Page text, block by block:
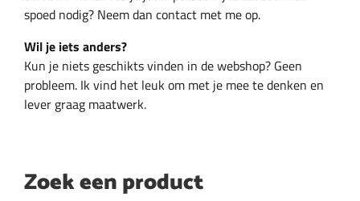
spoed nodig? Neem dan contact met me op.
Wil je iets anders?
Kun je niets geschikts vinden in de webshop? Geen
probleem. Ik vind het leuk om met je mee te denken en
lever graag maatwerk.
Zoek een product